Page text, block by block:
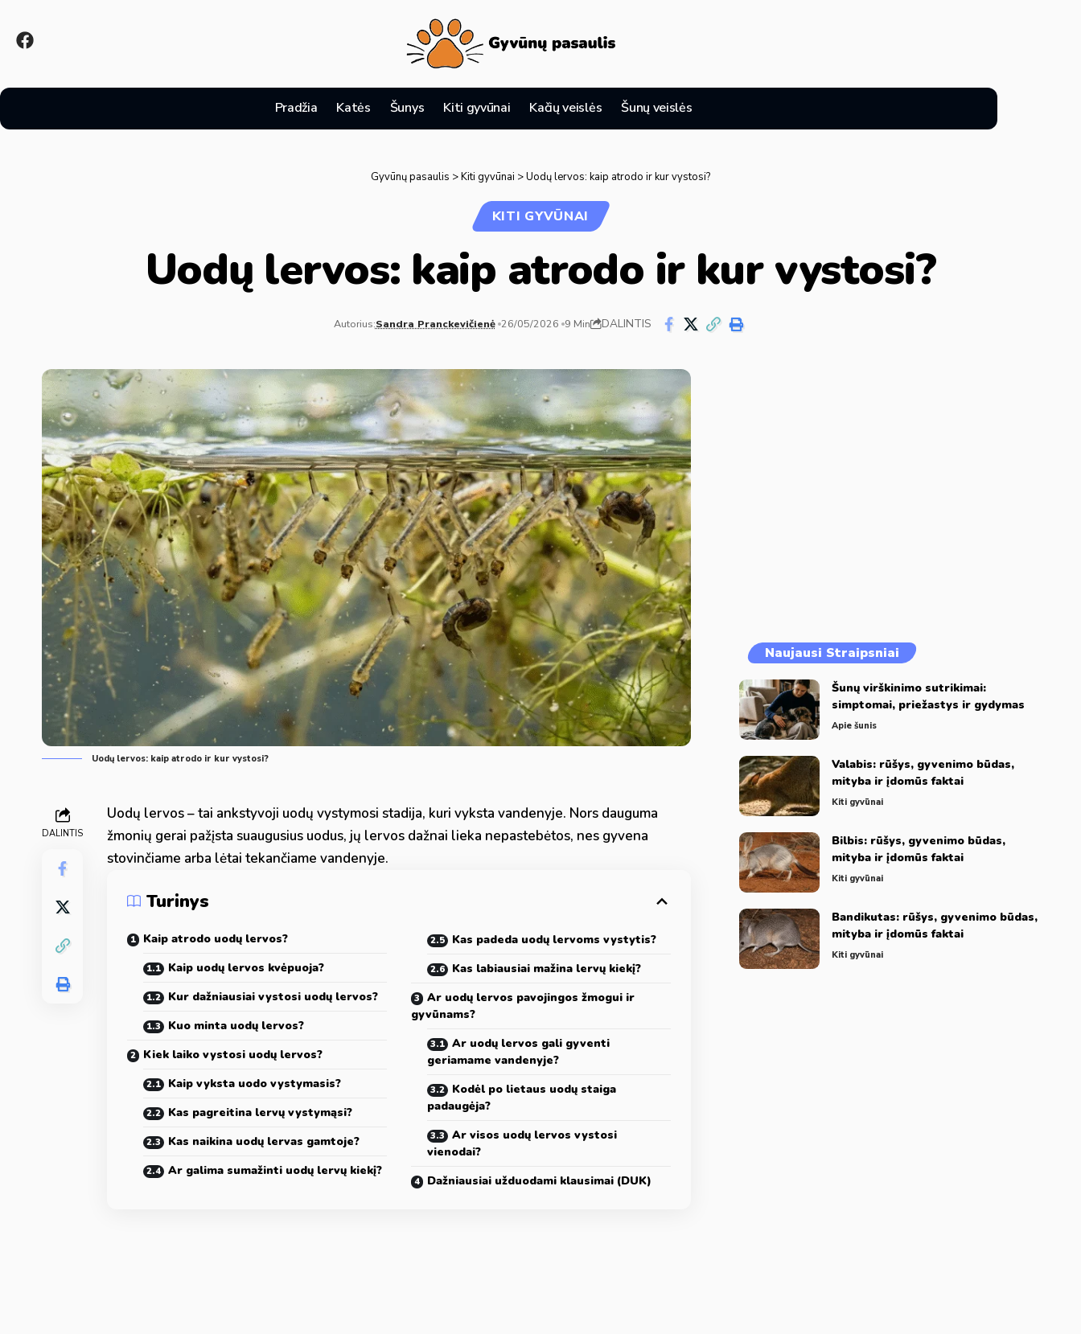
Pradžia Katės Šunys Kiti gyvūnai Kačių veislės Šunų veislės
Gyvūnų pasaulis >Kiti gyvūnai >Uodų lervos: kaip atrodo ir kur vystosi?
KITI GYVŪNAI
Uodų lervos: kaip atrodo ir kur vystosi?
Autorius:Sandra Pranckevičienė 26/05/2026 9 Min DALINTIS
Uodų lervos: kaip atrodo ir kur vystosi?
DALINTIS
Uodų lervos – tai ankstyvoji uodų vystymosi stadija, kuri vyksta vandenyje. Nors dauguma
žmonių gerai pažįsta suaugusius uodus, jų lervos dažnai lieka nepastebėtos, nes gyvena
stovinčiame arba lėtai tekančiame vandenyje.
Turinys
Kaip atrodo uodų lervos?
Kaip uodų lervos kvėpuoja?
Kur dažniausiai vystosi uodų lervos?
Kuo minta uodų lervos?
Kiek laiko vystosi uodų lervos?
Kaip vyksta uodo vystymasis?
Kas pagreitina lervų vystymąsi?
Kas naikina uodų lervas gamtoje?
Ar galima sumažinti uodų lervų kiekį?
Kas padeda uodų lervoms vystytis?
Kas labiausiai mažina lervų kiekį?
Ar uodų lervos pavojingos žmogui ir
gyvūnams?
Ar uodų lervos gali gyventi
geriamame vandenyje?
Kodėl po lietaus uodų staiga
padaugėja?
Ar visos uodų lervos vystosi
vienodai?
Dažniausiai užduodami klausimai (DUK)
Naujausi Straipsniai
Šunų virškinimo sutrikimai:
simptomai, priežastys ir gydymas
Apie šunis
Valabis: rūšys, gyvenimo būdas,
mityba ir įdomūs faktai
Kiti gyvūnai
Bilbis: rūšys, gyvenimo būdas,
mityba ir įdomūs faktai
Kiti gyvūnai
Bandikutas: rūšys, gyvenimo būdas,
mityba ir įdomūs faktai
Kiti gyvūnai